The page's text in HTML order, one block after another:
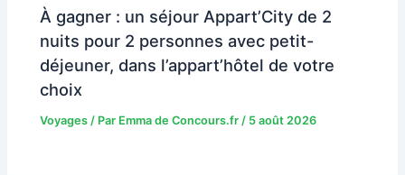
À gagner : un séjour Appart’City de 2
nuits pour 2 personnes avec petit-
déjeuner, dans l’appart’hôtel de votre
choix
Voyages / Par Emma de Concours.fr/ 5 août 2026